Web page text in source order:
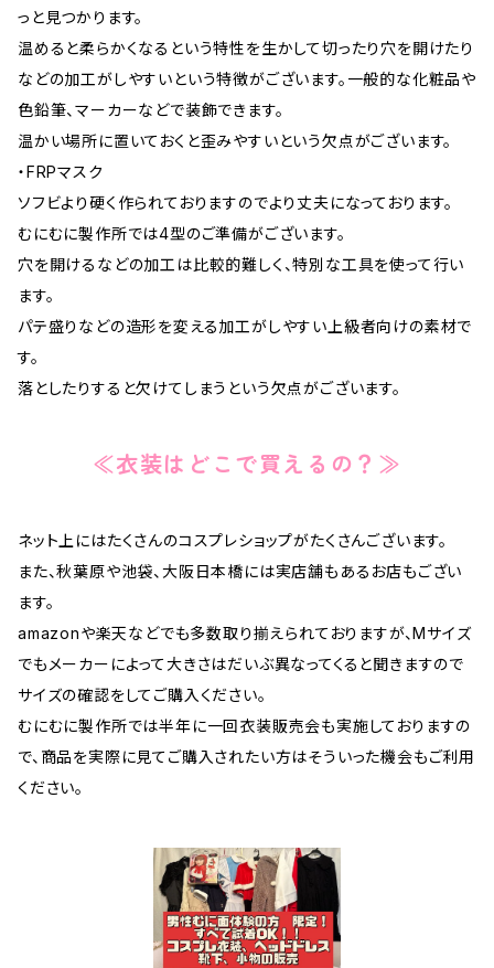
っと見つかります。
温めると柔らかくなるという特性を生かして切ったり穴を開けたり
などの加工がしやすいという特徴がございます。一般的な化粧品や
色鉛筆、マーカーなどで装飾できます。
温かい場所に置いておくと歪みやすいという欠点がございます。
・FRPマスク
ソフビより硬く作られておりますのでより丈夫になっております。
むにむに製作所では4型のご準備がございます。
穴を開けるなどの加工は比較的難しく、特別な工具を使って行い
ます。
パテ盛りなどの造形を変える加工がしやすい上級者向けの素材で
す。
落としたりすると欠けてしまうという欠点がございます。
≪衣装はどこで買えるの？≫
ネット上にはたくさんのコスプレショップがたくさんございます。
また、秋葉原や池袋、大阪日本橋には実店舗もあるお店もござい
ます。
amazonや楽天などでも多数取り揃えられておりますが、Mサイズ
でもメーカーによって大きさはだいぶ異なってくると聞きますので
サイズの確認をしてご購入ください。
むにむに製作所では半年に一回衣装販売会も実施しておりますの
で、商品を実際に見てご購入されたい方はそういった機会もご利用
ください。